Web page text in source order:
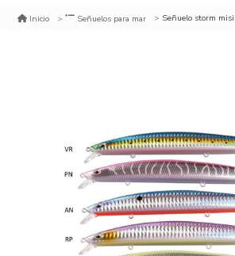
Inicio Señuelos para mar Señuelo storm